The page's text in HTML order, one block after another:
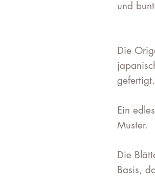
und
Die
gefertigt.
Ein
Muster.
Die
Basis,